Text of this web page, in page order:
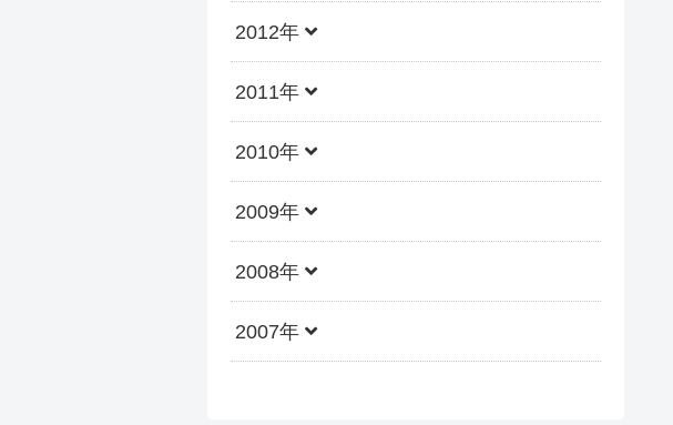
2012年
2011年
2010年
2009年
2008年
2007年